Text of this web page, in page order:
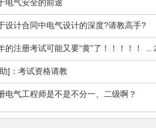
电气安全的前途
设计合同中电气设计的深度?请教高手?
的注册考试可能又要“黄”了！！！！！ ...
]：考试资格请教
电气工程师是不是不分一、二级啊？